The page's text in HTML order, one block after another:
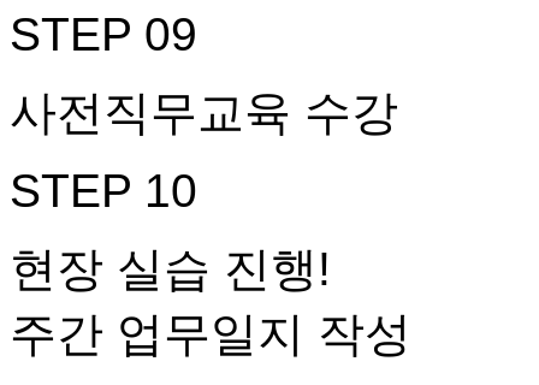
STEP 09
사전직무교육 수강
STEP 10
현장 실습 진행!
주간 업무일지 작성